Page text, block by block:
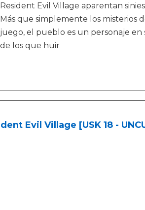
Resident Evil Village aparentan
Más que simplemente los misterios
juego, el pueblo es un personaje en
de los que huir
Evil Village [USK 18 -